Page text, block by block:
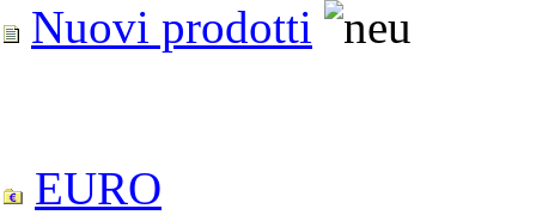
Nuovi prodotti
EURO